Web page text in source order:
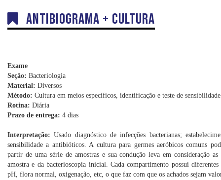
DNA
Sexagem Fetal
Labkids
Convênios
Trabalhe Conosco
Antibiograma + Cultura
Exame
Seção: Bacteriologia
Material: Diversos
Método: Cultura em meios específicos, identificação e teste de
Rotina: Diária
Prazo de entrega: 4 dias
Interpretação: Usado diagnóstico de infecções bacterianas;
sensibilidade a antibióticos. A cultura para germes aeróbicos comuns
partir de uma série de amostras e sua condução leva em consideração as
amostra e da bacterioscopia inicial. Cada compartimento possui diferentes
pH, flora normal, oxigenação, etc, o que faz com que os achados sejam